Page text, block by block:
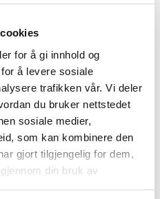
for å gi innhold og
å levere sosiale
trafikken vår. Vi deler
du bruker nettstedet
sosiale medier,
som kan kombinere den
gjort tilgjengelig for dem,
din bruk av
KLIKK & HENT
Velg Størrelse